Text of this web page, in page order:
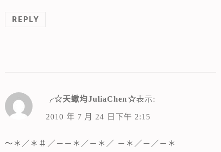
REPLY
╭☆天蠍均JuliaChen☆表示:
2010 年 7 月 24 日下午 2:15
～＊／＊＃／－－＊／－＊／ －＊／－／－＊